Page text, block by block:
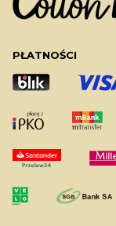
PŁATNOŚCI